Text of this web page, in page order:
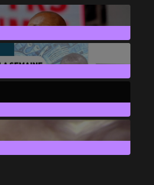
376Posts
6Posts